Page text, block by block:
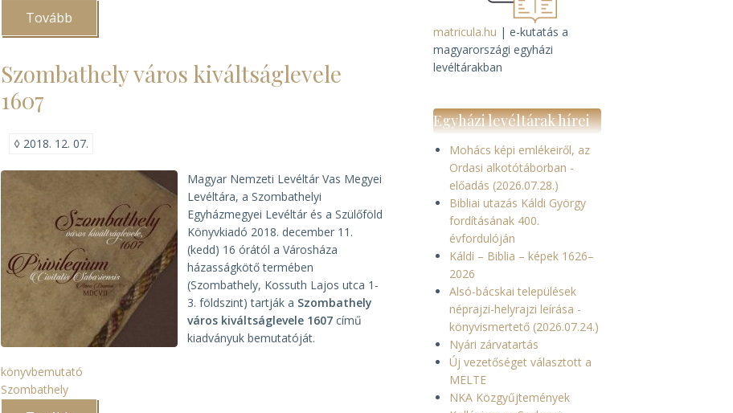
Tovább
piarista
bemutatója)
Szombathely város kiváltságlevele
1607
◊ 2018. 12. 07.
Magyar Nemzeti Levéltár Vas Megyei
Levéltára, a Szombathelyi
Egyházmegyei Levéltár és a Szülőföld
Könyvkiadó 2018. december 11.
(kedd) 16 órától a Városháza
házasságkötő termében
(Szombathely, Kossuth Lajos utca 1-
3. földszint) tartják a Szombathely
város kiváltságlevele 1607című
kiadványuk bemutatóját.
könyvbemutató
Szombathely
matricula.hu | e-kutatás a
magyarországi egyházi
levéltárakban
Egyházi levéltárak hírei
Mohács képi emlékeiről, az
Ordasi alkotótáborban -
előadás (2026.07.28.)
Bibliai utazás Káldi György
fordításának 400.
évfordulóján
Káldi – Biblia – képek 1626–
2026
Alsó-bácskai települések
néprajzi-helyrajzi leírása -
könyvismertető (2026.07.24.)
Nyári zárvatartás
Új vezetőséget választott a
MELTE
NKA Közgyűjtemények